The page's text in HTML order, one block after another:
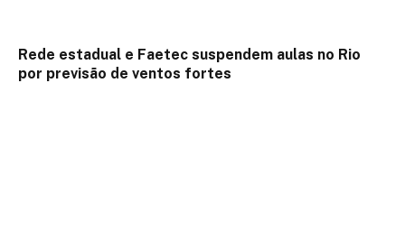
Rede estadual e Faetec suspendem aulas no Rio
por previsão de ventos fortes